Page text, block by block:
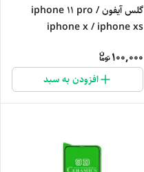
گلس آیفون iphone 11 pro /
iphone x / iphone xs
100,000
افزودن به سبد